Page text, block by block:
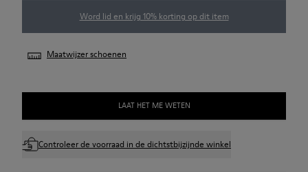
Word lid en krijg 10% korting op dit item
Maatwijzer schoenen
LAAT HET ME WETEN
Controleer de voorraad in de dichtstbijzijnde winkel